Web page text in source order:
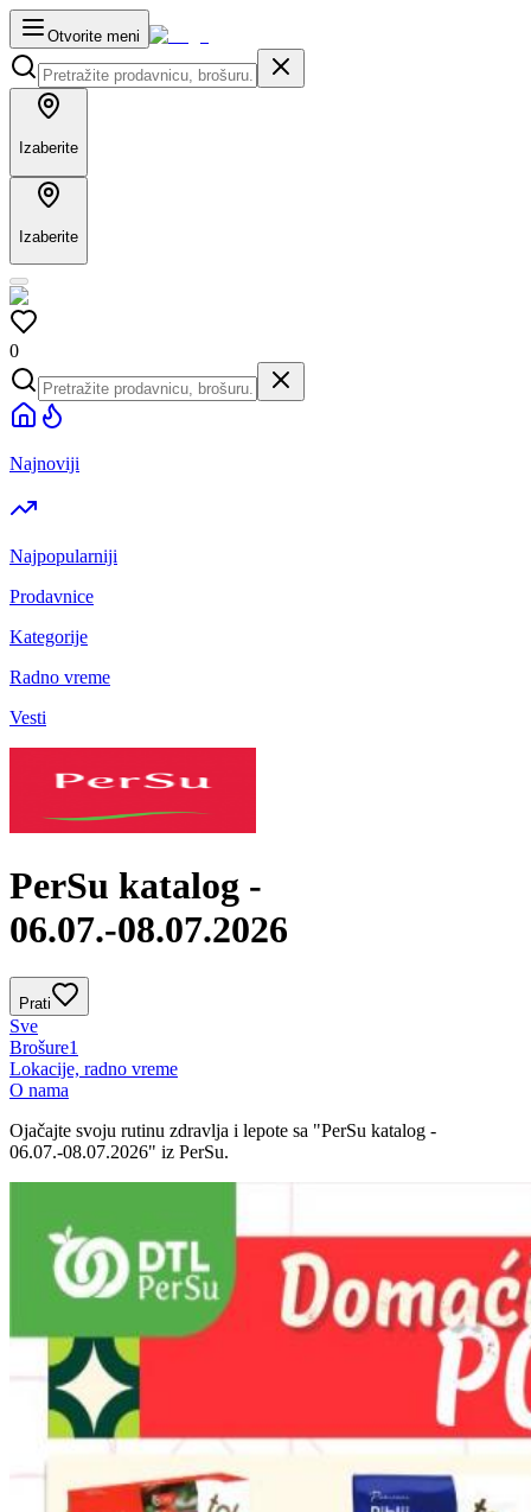
Otvorite meni
Izaberite
Izaberite
0
Najnoviji
Najpopularniji
Prodavnice
Kategorije
Radno vreme
Vesti
PerSu katalog -
06.07.-08.07.2026
Prati
Sve
Brošure1
Lokacije, radno vreme
O nama
Ojačajte svoju rutinu zdravlja i lepote sa "PerSu katalog -
06.07.-08.07.2026" iz PerSu.